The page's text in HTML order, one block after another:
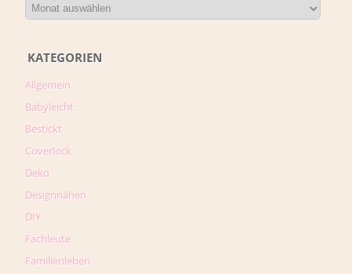
KATEGORIEN
Allgemein
Babyleicht
Bestickt
Coverlock
Deko
Designnähen
DIY
Fachleute
Familienleben